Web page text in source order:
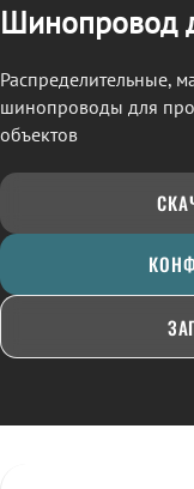
Шинопровод
Распределительные,
шинопроводы для
объектов